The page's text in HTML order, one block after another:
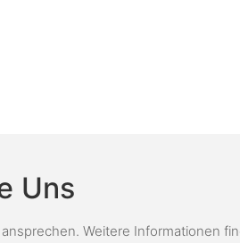
Uns
Weitere Informationen